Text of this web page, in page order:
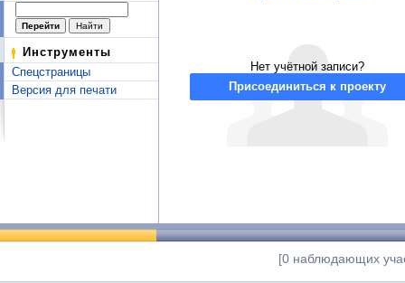
Инструменты
Спецстраницы
Версия для печати
Нет учётной записи?
Присоединиться к проекту
[0 наблюдающих